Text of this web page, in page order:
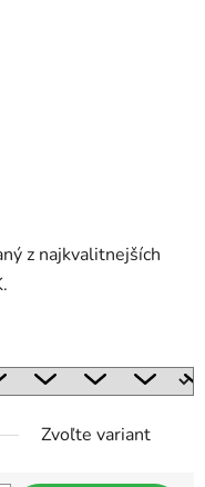
z najkvalitnejších
Zvoľte variant